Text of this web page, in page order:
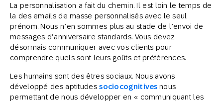
La personnalisation a fait du chemin. Il est loin le temps de
la des emails de masse personnalisés avec le seul
prénom. Nous n’en sommes plus au stade de l’envoi de
messages d’anniversaire standards. Vous devez
désormais communiquer avec vos clients pour
comprendre quels sont leurs goûts et préférences.
Les humains sont des êtres sociaux. Nous avons
développé des aptitudessociocognitivesnous
permettant de nous développer en « communiquant les